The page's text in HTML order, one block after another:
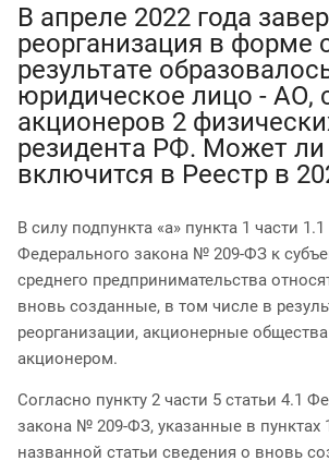
В апреле 2022 года
реорганизация в форме
результате
юридическое лицо - АО,
акционеров 2
резидента РФ. Может
включится в Реестр в
В силу подпункта «а» пункта 1 части
Федерального закона № 209-ФЗ к
среднего предпринимательства
вновь созданные, в том числе в
реорганизации, акционерные
акционером.
Согласно пункту 2 части 5 статьи 4.1
закона № 209-ФЗ, указанные в пунктах
названной статьи сведения о вновь